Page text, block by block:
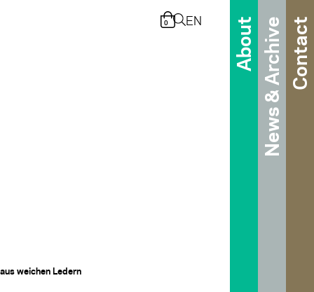
0 EN About News & Archive Contact
weichen Ledern